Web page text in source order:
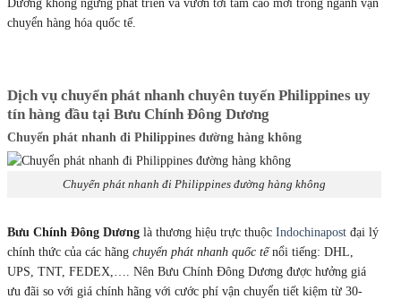
Dương không ngừng phát triển và vươn tới tầm cao mới trong ngành vận
chuyển hàng hóa quốc tế.
Dịch vụ chuyển phát nhanh chuyên tuyến Philippines uy
tín hàng đầu tại Bưu Chính Đông Dương
Chuyển phát nhanh đi Philippines đường hàng không
Chuyển phát nhanh đi Philippines đường hàng không
Bưu Chính Đông Dương là thương hiệu trực thuộc Indochinapost đại lý
chính thức của các hãng chuyển phát nhanh quốc tếnổi tiếng: DHL,
UPS, TNT, FEDEX,…. Nên Bưu Chính Đông Dương được hưởng giá
ưu đãi so với giá chính hãng với cước phí vận chuyển tiết kiệm từ 30-